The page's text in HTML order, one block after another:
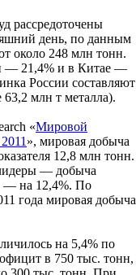
рассредоточены
день, по данным
около 248 млн тонн.
— 21,4% и в Китае —
России составляют
млн т металла).
«Мировой
», мировая добыча
12,8 млн тонн.
— добыча
— на 12,4%. По
года мировая добыча
на 5,4% по
в 750 тыс. тонн,